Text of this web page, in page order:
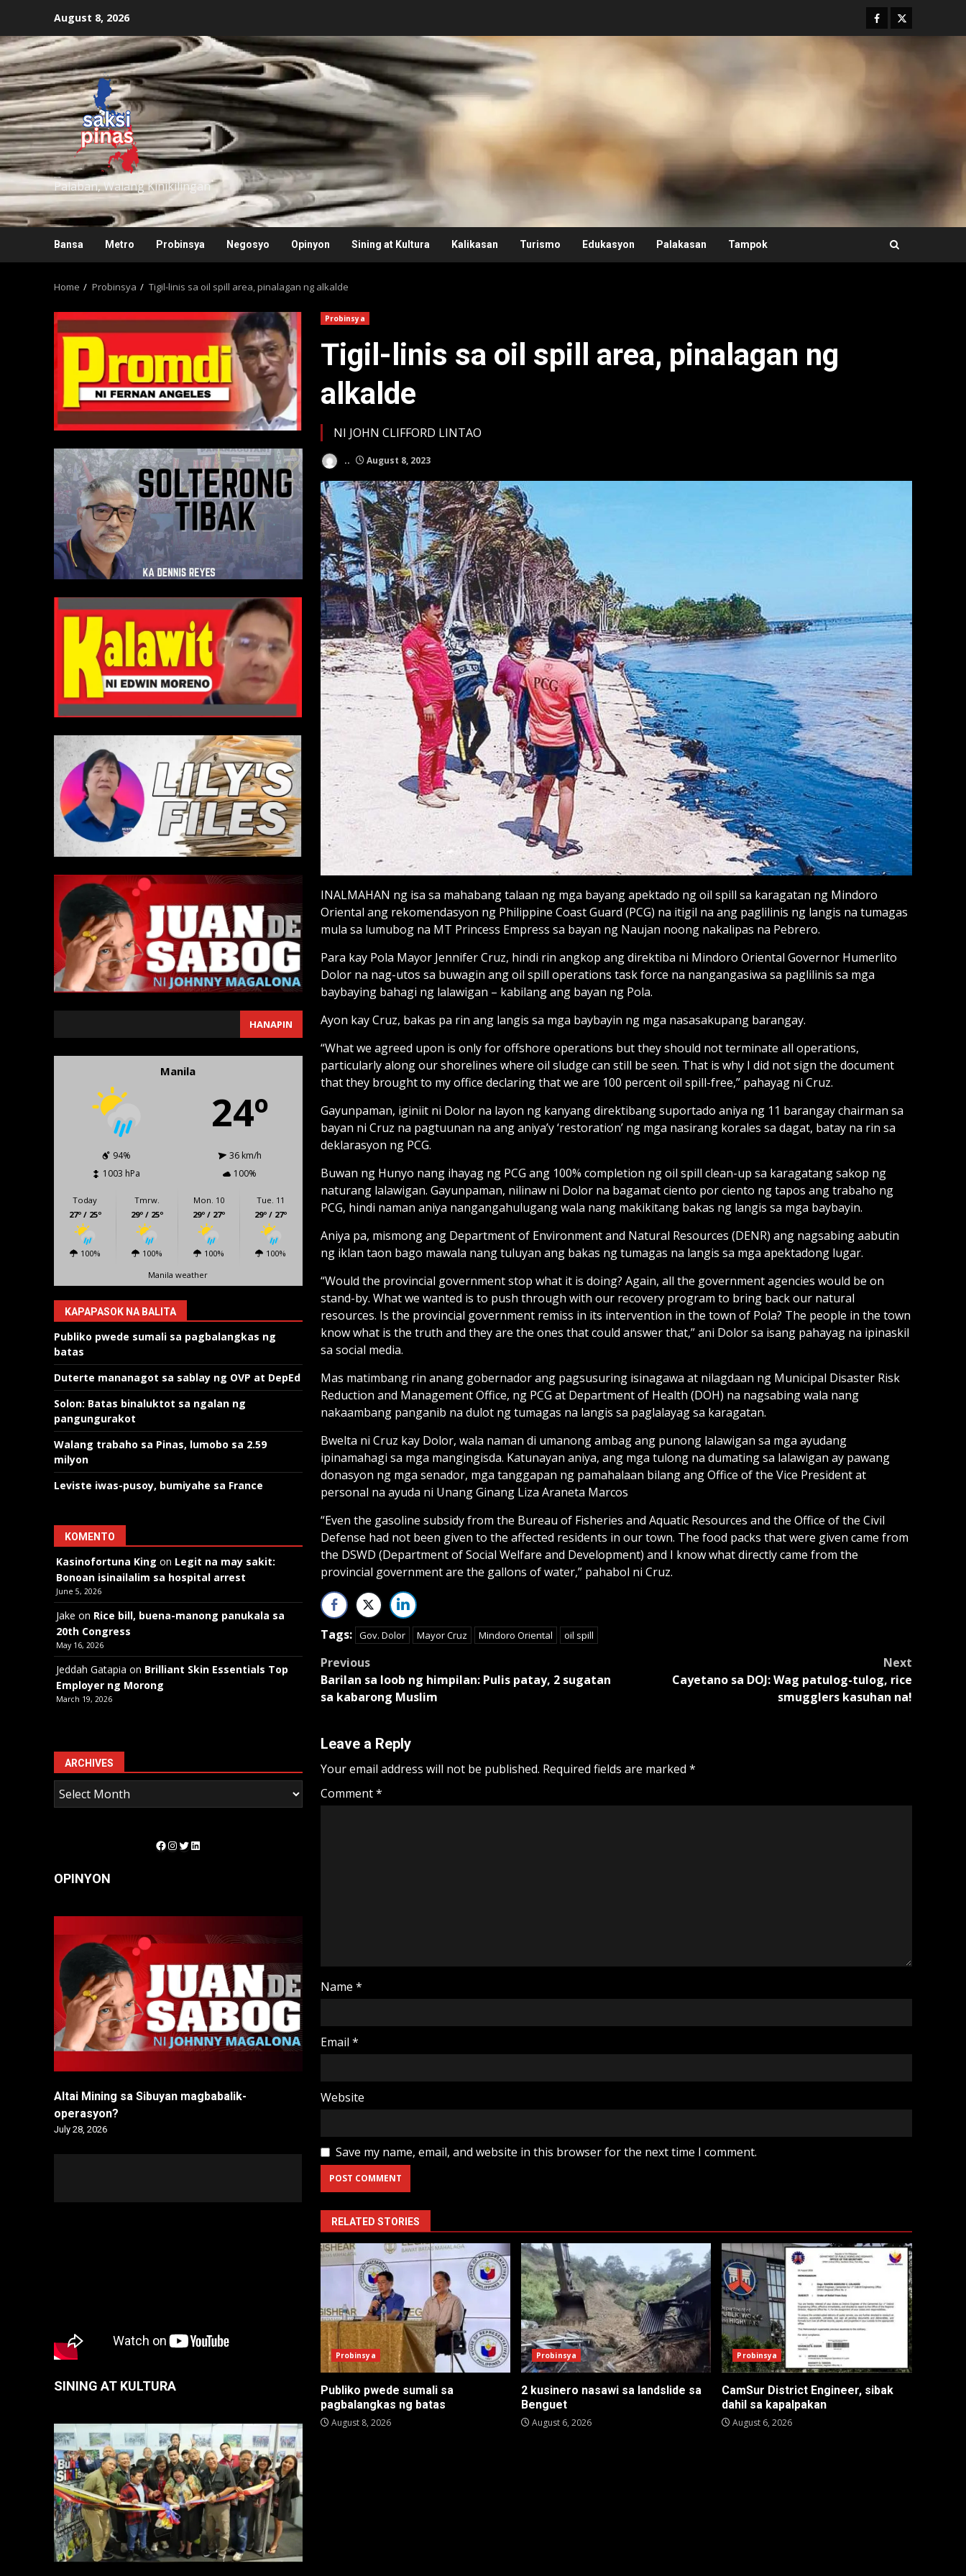
content
August 8, 2026 Facebook
Twitter
Palaban, Walang Kinikilingan
Bansa Metro Probinsya Negosyo Opinyon Sining at Kultura Kalikasan Turismo Edukasyon Palakasan Tampok
Home Probinsya Tigil-linis sa oil spill area, pinalagan ng alkalde
Probinsya
Tigil-linis sa oil spill area, pinalagan ng
alkalde
NI JOHN CLIFFORD LINTAO
.. August 8, 2023
INALMAHAN ng isa sa mahabang talaan ng mga bayang apektado ng oil spill sa karagatan ng Mindoro
Oriental ang rekomendasyon ng Philippine Coast Guard (PCG) na itigil na ang paglilinis ng langis na tumagas
mula sa lumubog na MT Princess Empress sa bayan ng Naujan noong nakalipas na Pebrero.
Para kay Pola Mayor Jennifer Cruz, hindi rin angkop ang direktiba ni Mindoro Oriental Governor Humerlito
Dolor na nag-utos sa buwagin ang oil spill operations task force na nangangasiwa sa paglilinis sa mga
baybaying bahagi ng lalawigan – kabilang ang bayan ng Pola.
Ayon kay Cruz, bakas pa rin ang langis sa mga baybayin ng mga nasasakupang barangay.
“What we agreed upon is only for offshore operations but they should not terminate all operations,
particularly along our shorelines where oil sludge can still be seen. That is why I did not sign the document
that they brought to my office declaring that we are 100 percent oil spill-free,” pahayag ni Cruz.
Gayunpaman, iginiit ni Dolor na layon ng kanyang direktibang suportado aniya ng 11 barangay chairman sa
bayan ni Cruz na pagtuunan na ang aniya’y ‘restoration’ ng mga nasirang korales sa dagat, batay na rin sa
deklarasyon ng PCG.
Buwan ng Hunyo nang ihayag ng PCG ang 100% completion ng oil spill clean-up sa karagatang sakop ng
naturang lalawigan. Gayunpaman, nilinaw ni Dolor na bagamat ciento por ciento ng tapos ang trabaho ng
PCG, hindi naman aniya nangangahulugang wala nang makikitang bakas ng langis sa mga baybayin.
Aniya pa, mismong ang Department of Environment and Natural Resources (DENR) ang nagsabing aabutin
ng iklan taon bago mawala nang tuluyan ang bakas ng tumagas na langis sa mga apektadong lugar.
“Would the provincial government stop what it is doing? Again, all the government agencies would be on
stand-by. What we wanted is to push through with our recovery program to bring back our natural
resources. Is the provincial government remiss in its intervention in the town of Pola? The people in the town
know what is the truth and they are the ones that could answer that,” ani Dolor sa isang pahayag na ipinaskil
sa social media.
Mas matimbang rin anang gobernador ang pagsusuring isinagawa at nilagdaan ng Municipal Disaster Risk
Reduction and Management Office, ng PCG at Department of Health (DOH) na nagsabing wala nang
nakaambang panganib na dulot ng tumagas na langis sa paglalayag sa karagatan.
Bwelta ni Cruz kay Dolor, wala naman di umanong ambag ang punong lalawigan sa mga ayudang
ipinamahagi sa mga mangingisda. Katunayan aniya, ang mga tulong na dumating sa lalawigan ay pawang
donasyon ng mga senador, mga tanggapan ng pamahalaan bilang ang Office of the Vice President at
personal na ayuda ni Unang Ginang Liza Araneta Marcos
“Even the gasoline subsidy from the Bureau of Fisheries and Aquatic Resources and the Office of the Civil
Defense had not been given to the affected residents in our town. The food packs that were given came from
the DSWD (Department of Social Welfare and Development) and I know what directly came from the
provincial government are the gallons of water,” pahabol ni Cruz.
Tags: Gov. Dolor Mayor Cruz Mindoro Oriental oil spill
Post
navigation
Previous
Barilan sa loob ng himpilan: Pulis patay, 2 sugatan
sa kabarong Muslim
Next
Cayetano sa DOJ: Wag patulog-tulog, rice
smugglers kasuhan na!
Leave a Reply
Your email address will not be published. Required fields are marked *
Comment*
Name *
Email *
Website
Save my name, email, and website in this browser for the next time I comment.
RELATED STORIES
Probinsya
Publiko pwede sumali sa
pagbalangkas ng batas
August 8, 2026
Probinsya
2 kusinero nasawi sa landslide sa
Benguet
August 6, 2026
Probinsya
CamSur District Engineer, sibak
dahil sa kapalpakan
August 6, 2026
HANAPIN
Manila
24º
94%
36 km/h
1003 hPa
100%
Today
27º / 25º
100%
Tmrw.
29º / 25º
100%
Mon. 10
29º / 27º
100%
Tue. 11
29º / 27º
100%
Manila weather
KAPAPASOK NA BALITA
Publiko pwede sumali sa pagbalangkas ng
batas
Duterte mananagot sa sablay ng OVP at DepEd
Solon: Batas binaluktot sa ngalan ng
pangungurakot
Walang trabaho sa Pinas, lumobo sa 2.59
milyon
Leviste iwas-pusoy, bumiyahe sa France
KOMENTO
Kasinofortuna King on Legit na may sakit:
Bonoan isinailalim sa hospital arrest
June 5, 2026
Jake on Rice bill, buena-manong panukala sa
20th Congress
May 16, 2026
Jeddah Gatapia on Brilliant Skin Essentials Top
Employer ng Morong
March 19, 2026
ARCHIVES
Facebook
Instagram
Twitter
LinkedIn
OPINYON
Altai Mining sa Sibuyan magbabalik-
operasyon?
July 28, 2026
SINING AT KULTURA